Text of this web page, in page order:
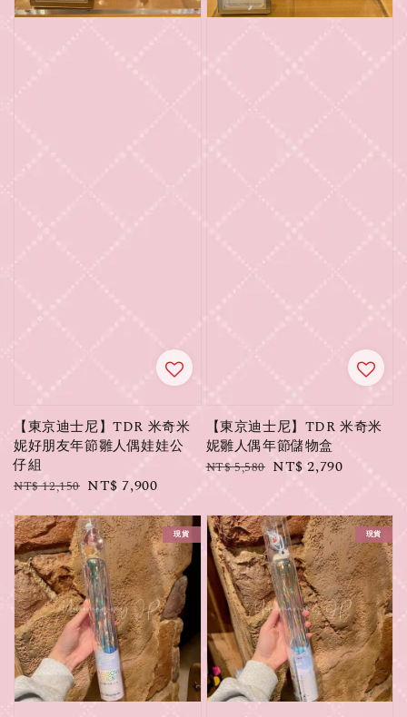
【東京迪士尼】TDR 米奇米
妮好朋友年節雛人偶娃娃公
仔組
Regular
NT$ 12,150 Sale
NT$ 7,900
【東京迪士尼】TDR 米奇米
妮雛人偶年節儲物盒
Regular
NT$ 5,580 Sale
NT$ 2,790
現貨 現貨